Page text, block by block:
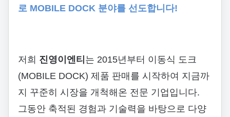
로 MOBILE DOCK 분야를 선도합니다!
저희 진영이엔티 는 2015년부터 이동식 도크
(MOBILE DOCK) 제품 판매를 시작하여 지금까
지 꾸준히 시장을 개척해온 전문 기업입니다.
그동안 축적된 경험과 기술력을 바탕으로 다양